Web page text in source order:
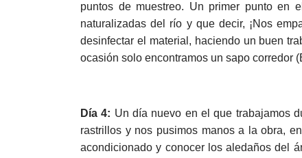
puntos de muestreo. Un primer punto en
naturalizadas del río y que decir, ¡Nos
desinfectar el material, haciendo un buen
ocasión solo encontramos un sapo corredor
Día 4: Un día nuevo en el que trabajamos
rastrillos y nos pusimos manos a la obra,
acondicionado y conocer los aledaños del